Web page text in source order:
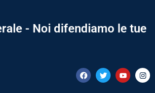
- Noi difendiamo le tue